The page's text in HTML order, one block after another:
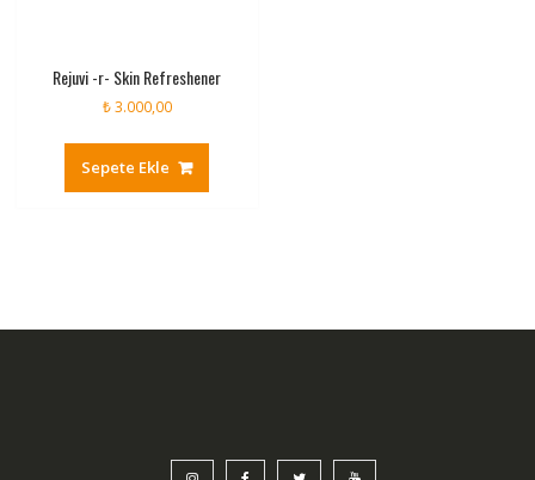
Rejuvi -r- Skin Refreshener
₺3.000,00
Sepete Ekle